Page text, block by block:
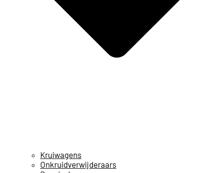
Kruiwagens
Onkruidverwijderaars